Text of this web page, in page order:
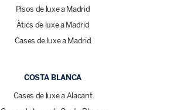
Pisos de luxe a Madrid
Àtics de luxe a Madrid
Cases de luxe a Madrid
COSTA BLANCA
Cases de luxe a Alacant